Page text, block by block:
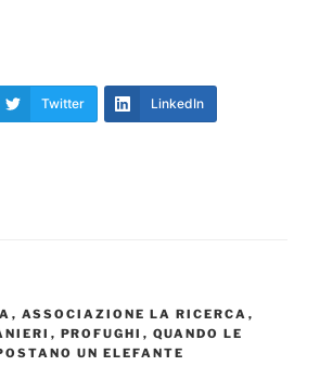
Twitter LinkedIn
, ASSOCIAZIONE LA RICERCA ,
, PROFUGHI , QUANDO LE
UN ELEFANTE